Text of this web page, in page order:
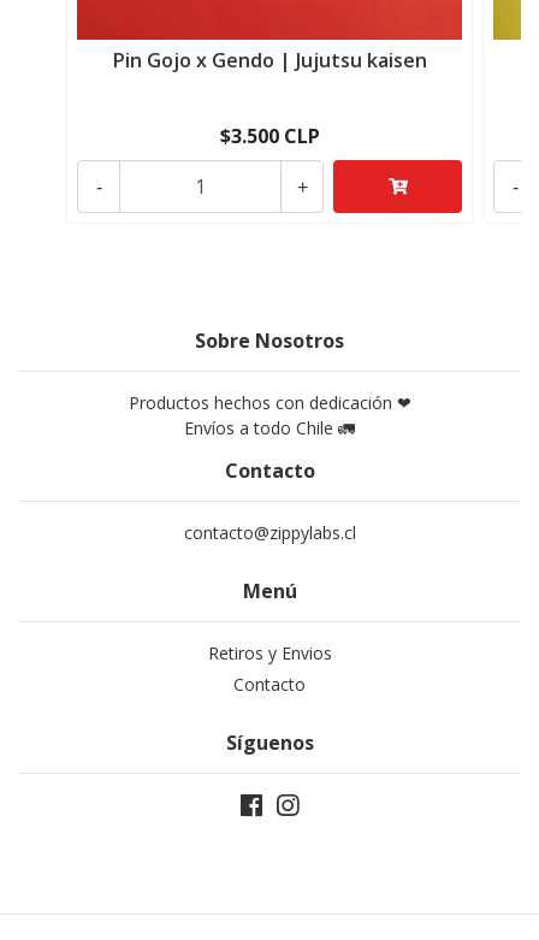
Pin Gojo x Gendo | Jujutsu kaisen
$3.500 CLP
+
- -
Sobre Nosotros
Productos hechos con dedicación ❤
Envíos a todo Chile 🚛
Contacto
contacto@zippylabs.cl
Menú
Retiros y Envios
Contacto
Síguenos